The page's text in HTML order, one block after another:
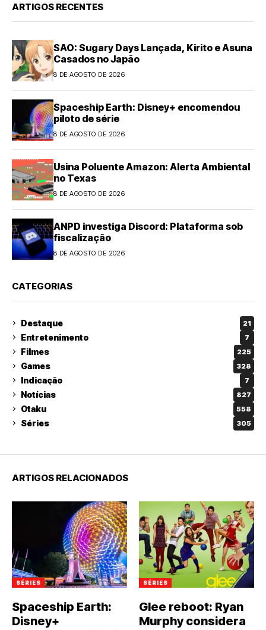
ARTIGOS RECENTES
SAO: Sugary Days Lançada, Kirito e Asuna
Casados no Japão
8 DE AGOSTO DE 2026
Spaceship Earth: Disney+ encomendou
piloto de série
8 DE AGOSTO DE 2026
Usina Poluente Amazon: Alerta Ambiental
no Texas
8 DE AGOSTO DE 2026
ANPD investiga Discord: Plataforma sob
fiscalização
8 DE AGOSTO DE 2026
CATEGORIAS
Destaque 21
Entretenimento 7
Filmes 225
Games 328
Indicação 7
Notícias 827
Otaku 558
Séries 305
ARTIGOS RELACIONADOS
SÉRIES
Spaceship Earth:
Disney+
SÉRIES
Glee reboot: Ryan
Murphy considera